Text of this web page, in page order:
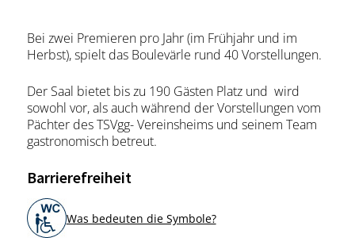
Kultur
Feste & Highlights
Bei zwei Premieren pro Jahr (im Frühjahr und im
Herbst), spielt das Boulevärle rund 40 Vorstellungen.
Der Saal bietet bis zu 190 Gästen Platz und wird
sowohl vor, als auch während der Vorstellungen vom
Pächter des TSVgg- Vereinsheims und seinem Team
gastronomisch betreut.
Barrierefreiheit
Was bedeuten die Symbole?